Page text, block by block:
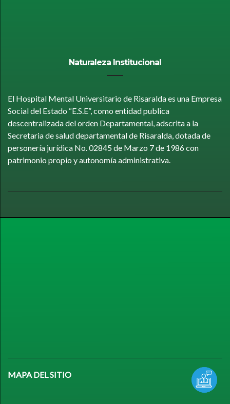
Naturaleza Institucional
El Hospital Mental Universitario de Risaralda es una Empresa
Social del Estado “E.S.E”, como entidad publica
descentralizada del orden Departamental, adscrita a la
Secretaria de salud departamental de Risaralda, dotada de
personería jurídica No. 02845 de Marzo 7 de 1986 con
patrimonio propio y autonomía administrativa.
MAPA DEL SITIO